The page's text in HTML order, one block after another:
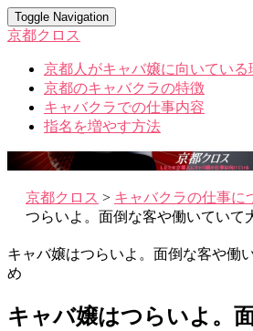
Toggle Navigation
京都クロス
京都人がキャバ嬢に向いている
京都のキャバクラの特徴
キャバクラでの仕事内容
指名を増やす方法
京都クロス > キャバクラの仕事に
つらいよ。面倒な客や働いていて
キャバ嬢はつらいよ。面倒な客や働
め
キャバ嬢はつらいよ。